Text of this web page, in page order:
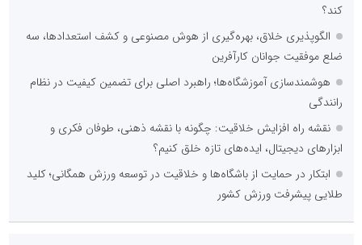
کند؟
الگوپذیری خلاق، بهره‌گیری از هوش مصنوعی و کشف استعدادها، سه
ضلع موفقیت جوانان کارآفرین
هوشمندسازی آموزشگاه‌ها؛ راهبرد اصلی برای تضمین کیفیت در نظام
رانندگی
نقشه راه افزایش خلاقیت: چگونه با نقشه ذهنی، طوفان فکری و
ابزارهای دیجیتال، ایده‌های تازه خلق کنیم؟
ابتکار در حمایت از باشگاه‌ها و خلاقیت در توسعه ورزش همگانی؛ کلید
طلایی پیشرفت ورزش کشور